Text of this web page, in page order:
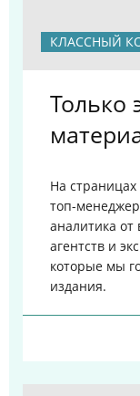
КЛАССНЫЙ
Только
На
топ-
аналитика от
агентств и
которые мы
издания.